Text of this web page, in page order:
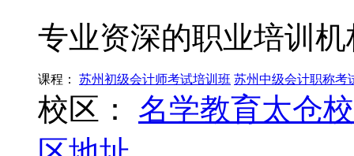
专业资深的职业培训机
课程： 苏州初级会计师考试培训班 苏州中级会计职称考
校区：
名学教育太仓